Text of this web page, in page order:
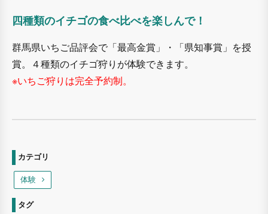
四種類のイチゴの食べ比べを楽しんで！
群馬県いちご品評会で「最高金賞」・「県知事賞」を授
賞。４種類のイチゴ狩りが体験できます。
※いちご狩りは完全予約制。
カテゴリ
体験
タグ